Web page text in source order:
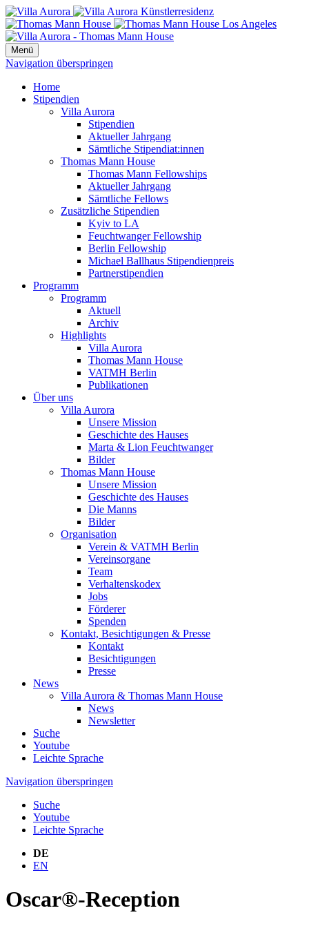
Menü
Navigation überspringen
Home
Stipendien
Villa Aurora
Stipendien
Aktueller Jahrgang
Sämtliche Stipendiat:innen
Thomas Mann House
Thomas Mann Fellowships
Aktueller Jahrgang
Sämtliche Fellows
Zusätzliche Stipendien
Kyiv to LA
Feuchtwanger Fellowship
Berlin Fellowship
Michael Ballhaus Stipendienpreis
Partnerstipendien
Programm
Programm
Aktuell
Archiv
Highlights
Villa Aurora
Thomas Mann House
VATMH Berlin
Publikationen
Über uns
Villa Aurora
Unsere Mission
Geschichte des Hauses
Marta & Lion Feuchtwanger
Bilder
Thomas Mann House
Unsere Mission
Geschichte des Hauses
Die Manns
Bilder
Organisation
Verein & VATMH Berlin
Vereinsorgane
Team
Verhaltenskodex
Jobs
Förderer
Spenden
Kontakt, Besichtigungen & Presse
Kontakt
Besichtigungen
Presse
News
Villa Aurora & Thomas Mann House
News
Newsletter
Suche
Youtube
Leichte Sprache
Navigation überspringen
Suche
Youtube
Leichte Sprache
DE
EN
Oscar®-Reception